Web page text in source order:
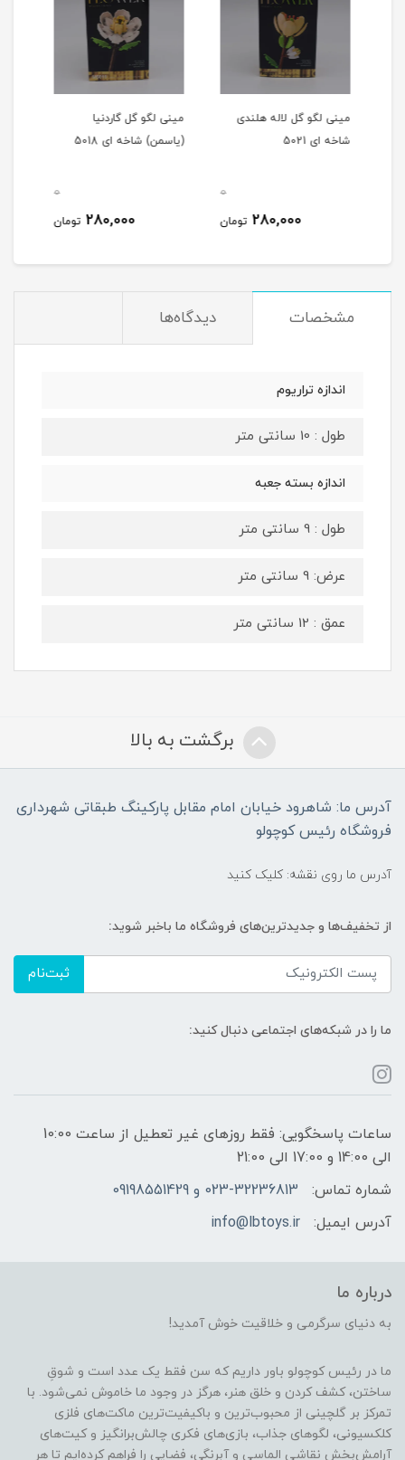
مینی لگو گل لاله هلندی
شاخه ای 5021
0
280,000 تومان
مینی لگو گل گاردنیا
(یاسمن) شاخه ای 5018
0
280,000 تومان
مشخصات دیدگاه‌ها
اندازه تراریوم
طول : 10 سانتی متر
اندازه بسته جعبه
طول : 9 سانتی متر
عرض: 9 سانتی متر
عمق : 12 سانتی متر
برگشت به بالا
آدرس ما: شاهرود خیابان امام مقابل پارکینگ طبقاتی شهرداری
فروشگاه رئیس کوچولو
آدرس ما روی نقشه: کلیک کنید
از تخفیف‌ها و جدیدترین‌های فروشگاه ما باخبر شوید:
ثبت‌نام
ما را در شبکه‌های اجتماعی دنبال کنید:
ساعات پاسخگویی: فقط روزهای غیر تعطیل از ساعت 10:00
الی 14:00 و 17:00 الی 21:00
شماره تماس:
023-32236813 و 09198551429
آدرس ایمیل:
info@lbtoys.ir
درباره ما
به دنیای سرگرمی و خلاقیت خوش آمدید!
ما در رئیس کوچولو باور داریم که سن فقط یک عدد است و شوقِ
ساختن، کشف کردن و خلق هنر، هرگز در وجود ما خاموش نمی‌شود. با
تمرکز بر گلچینی از محبوب‌ترین و باکیفیت‌ترین ماکت‌های فلزی
کلکسیونی، لگوهای جذاب، بازی‌های فکری چالش‌برانگیز و کیت‌های
آرامش‌بخش نقاشی الماسی و آبرنگی، فضایی را فراهم کرده‌ایم تا هر